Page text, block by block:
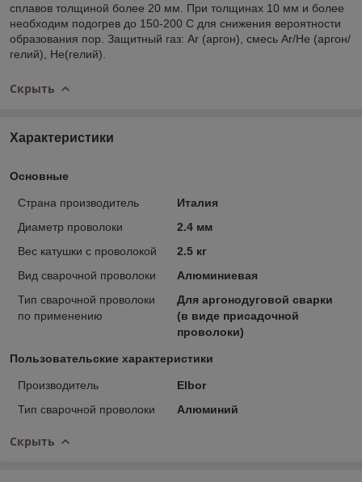
сплавов толщиной более 20 мм. При толщинах 10 мм и более
необходим подогрев до 150-200 С для снижения вероятности
образования пор. Защитный газ: Ar (аргон), смесь Ar/He (аргон/
гелий), He(гелий).
Скрыть
Характеристики
Основные
Страна производитель
Италия
Диаметр проволоки
2.4 мм
Вес катушки с проволокой
2.5 кг
Вид сварочной проволоки
Алюминиевая
Тип сварочной проволоки
по применению
Для аргонодуговой сварки
(в виде присадочной
проволоки)
Пользовательские характеристики
Производитель
Elbor
Тип сварочной проволоки
Алюминий
Скрыть